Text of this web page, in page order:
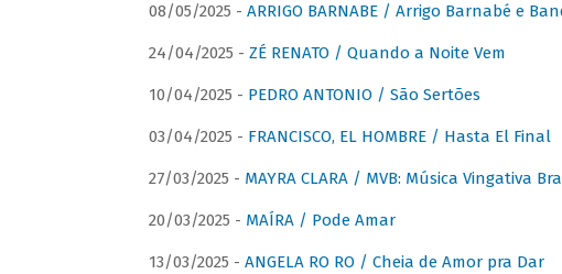
08/05/2025 - ARRIGO BARNABE / Arrigo Barnabé e
24/04/2025 - ZÉ RENATO / Quando a Noite Vem
10/04/2025 - PEDRO ANTONIO / São Sertões
03/04/2025 - FRANCISCO, EL HOMBRE / Hasta El Final
27/03/2025 - MAYRA CLARA / MVB: Música Vingativa
20/03/2025 - MAÍRA / Pode Amar
13/03/2025 - ANGELA RO RO / Cheia de Amor pra Dar